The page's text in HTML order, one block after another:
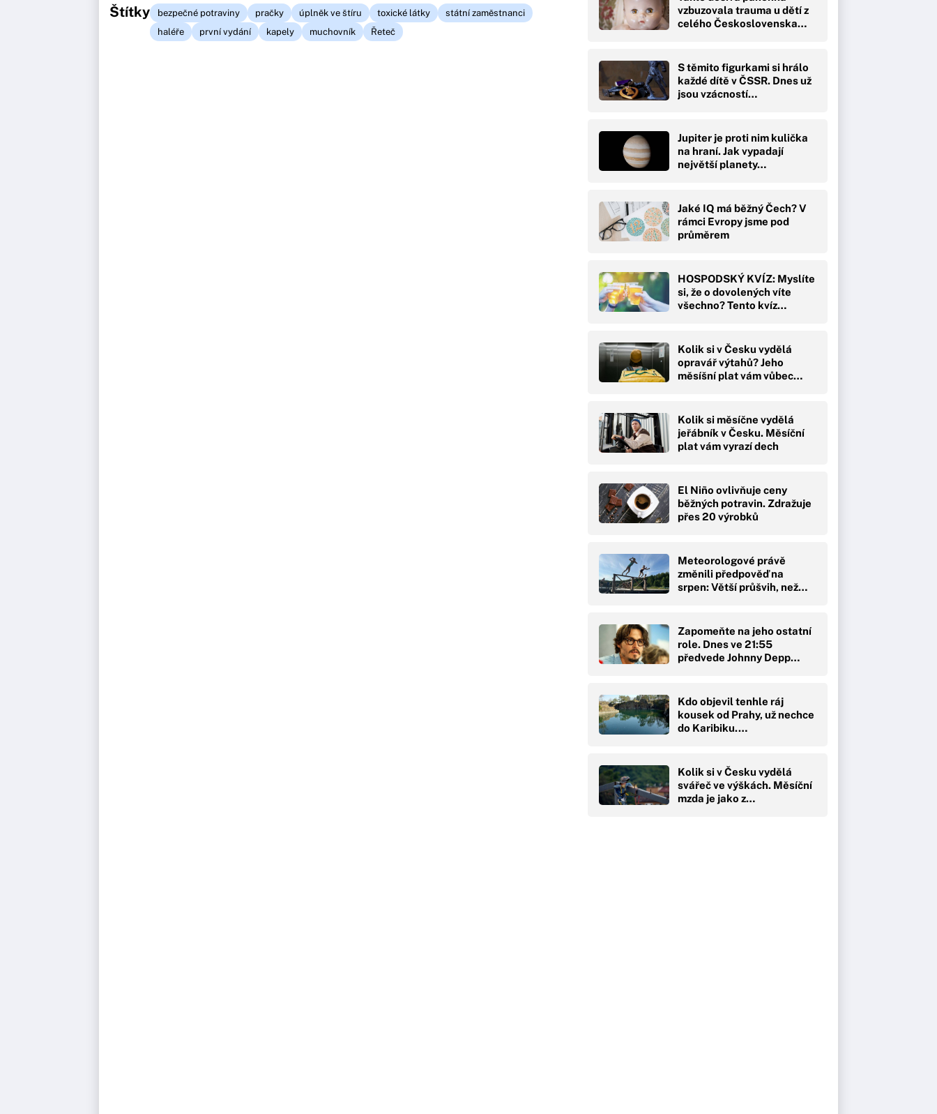
Štítky bezpečné potraviny pračky úplněk ve štíru toxické látky
státní zaměstnanci
haléře
první vydání kapely muchovník Řeteč
vzbuzovala trauma u dětí z
celého Československa…
S těmito figurkami si hrálo
každé dítě v ČSSR. Dnes už
jsou vzácností…
Jupiter je proti nim kulička
na hraní. Jak vypadají
největší planety…
Jaké IQ má běžný Čech? V
rámci Evropy jsme pod
průměrem
HOSPODSKÝ KVÍZ: Myslíte
si, že o dovolených víte
všechno? Tento kvíz…
Kolik si v Česku vydělá
opravář výtahů? Jeho
měsíšní plat vám vůbec…
Kolik si měsíčne vydělá
jeřábník v Česku. Měsíční
plat vám vyrazí dech
El Niño ovlivňuje ceny
běžných potravin. Zdražuje
přes 20 výrobků
Meteorologové právě
změnili předpověď na
srpen: Větší průšvih, než…
Zapomeňte na jeho ostatní
role. Dnes ve 21:55
předvede Johnny Depp…
Kdo objevil tenhle ráj
kousek od Prahy, už nechce
do Karibiku.…
Kolik si v Česku vydělá
svářeč ve výškách. Měsíční
mzda je jako z…